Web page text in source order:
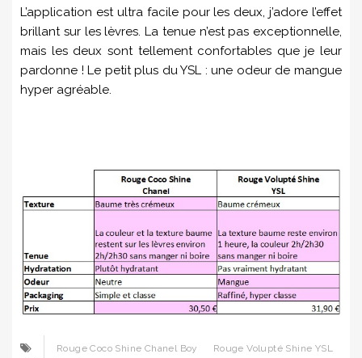
L’application est ultra facile pour les deux, j’adore l’effet
brillant sur les lèvres. La tenue n’est pas exceptionnelle,
mais les deux sont tellement confortables que je leur
pardonne ! Le petit plus du YSL : une odeur de mangue
hyper agréable.
Rouge Coco Shine Chanel Boy
Rouge Volupté Shine YSL